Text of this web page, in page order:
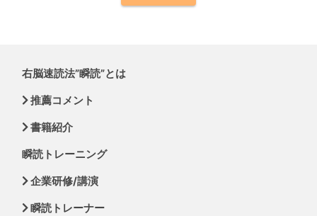
右脳速読法”瞬読”とは
推薦コメント
書籍紹介
瞬読トレーニング
企業研修/講演
瞬読トレーナー